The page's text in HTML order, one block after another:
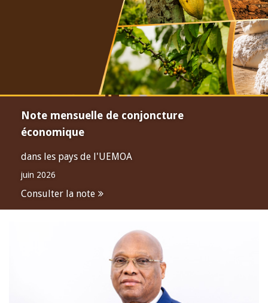
Note mensuelle de conjoncture
économique
dans les pays de l'UEMOA
juin 2026
Consulter la note